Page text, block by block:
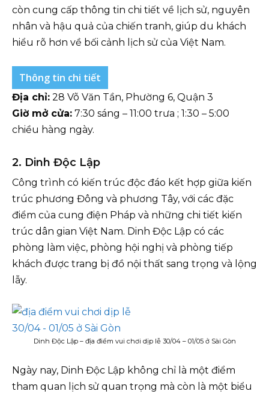
còn cung cấp thông tin chi tiết về lịch sử, nguyên
nhân và hậu quả của chiến tranh, giúp du khách
hiểu rõ hơn về bối cảnh lịch sử của Việt Nam.
Thông tin chi tiết
Địa chỉ: 28 Võ Văn Tần, Phường 6, Quận 3
Giờ mở cửa: 7:30 sáng – 11:00 trưa ; 1:30 – 5:00
chiều hàng ngày.
2. Dinh Độc Lập
Công trình có kiến trúc độc đáo kết hợp giữa kiến
trúc phương Đông và phương Tây, với các đặc
điểm của cung điện Pháp và những chi tiết kiến
trúc dân gian Việt Nam. Dinh Độc Lập có các
phòng làm việc, phòng hội nghị và phòng tiếp
khách được trang bị đồ nội thất sang trọng và lộng
lẫy.
Dinh Độc Lập – địa điểm vui chơi dịp lễ 30/04 – 01/05 ở Sài Gòn
Ngày nay, Dinh Độc Lập không chỉ là một điểm
tham quan lịch sử quan trọng mà còn là một biểu